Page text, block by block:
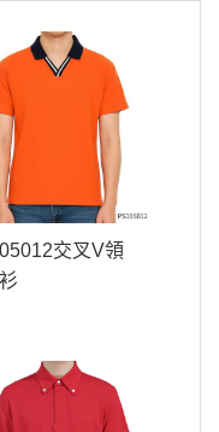
交叉V領